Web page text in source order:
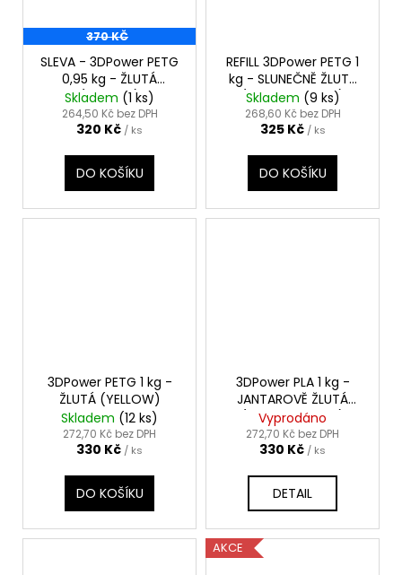
370 KČ
SLEVA - 3DPower PETG
0,95 kg - ŽLUTÁ
(YELLOW)
Skladem (1 ks)
264,50 Kč bez DPH
320 Kč / ks
DO KOŠÍKU
REFILL 3DPower PETG 1
kg - SLUNEČNĚ ŽLUTÁ
(SUNNY YELLOW)
Skladem (9 ks)
268,60 Kč bez DPH
325 Kč / ks
DO KOŠÍKU
3DPower PETG 1 kg -
ŽLUTÁ (YELLOW)
Skladem (12 ks)
272,70 Kč bez DPH
330 Kč / ks
DO KOŠÍKU
3DPower PLA 1 kg -
JANTAROVĚ ŽLUTÁ
(AMBER YELLOW)
Vyprodáno
272,70 Kč bez DPH
330 Kč / ks
DETAIL
AKCE